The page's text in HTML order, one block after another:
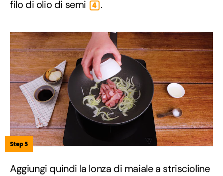
filo di olio di semi 4 .
Step 5
Aggiungi quindi la lonza di maiale a striscioline